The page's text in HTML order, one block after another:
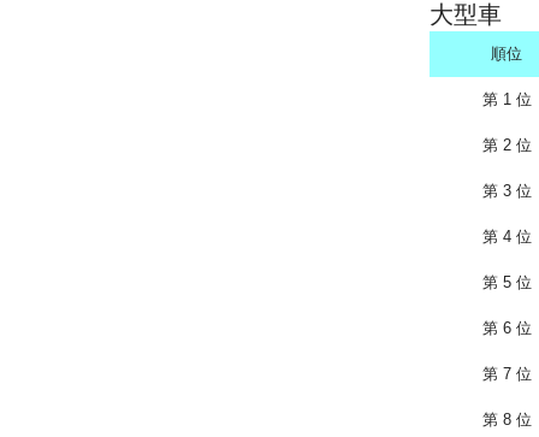
大型車
順位
第 1 位
第 2 位
第 3 位
第 4 位
第 5 位
第 6 位
第 7 位
第 8 位